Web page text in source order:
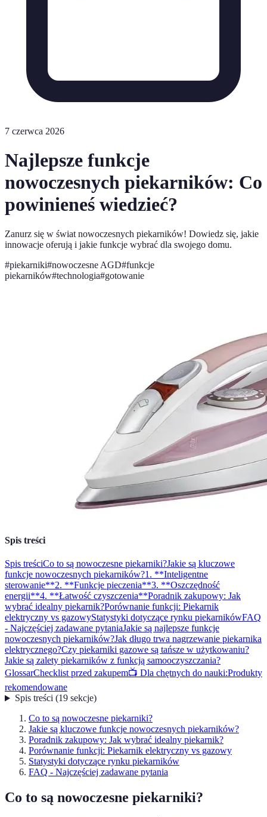
7 czerwca 2026
Najlepsze funkcje
nowoczesnych piekarników: Co
powinieneś wiedzieć?
Zanurz się w świat nowoczesnych piekarników! Dowiedz się, jakie
innowacje oferują i jakie funkcje wybrać dla swojego domu.
#piekarniki#nowoczesne AGD#funkcje
piekarników#technologia#gotowanie
Spis treści
Spis treściCo to są nowoczesne piekarniki?Jakie są kluczowe
funkcje nowoczesnych piekarników?1. **Inteligentne
sterowanie**2. **Funkcje pieczenia**3. **Oszczędność
energii**4. **Łatwość czyszczenia**Poradnik zakupowy: Jak
wybrać idealny piekarnik?Porównanie funkcji: Piekarnik
elektryczny vs gazowyStatystyki dotyczące rynku piekarnikówFAQ
- Najczęściej zadawane pytaniaJakie są najlepsze funkcje
nowoczesnych piekarników?Jak długo trwa nagrzewanie piekarnika
elektrycznego?Czy piekarniki gazowe są tańsze w użytkowaniu?
Jakie są zalety piekarników z funkcją samooczyszczania?
GlossarChecklist przed zakupem📺 Dla chętnych do nauki:Produkty
rekomendowane
Spis treści(19 sekcje)
Co to są nowoczesne piekarniki?
Jakie są kluczowe funkcje nowoczesnych piekarników?
Poradnik zakupowy: Jak wybrać idealny piekarnik?
Porównanie funkcji: Piekarnik elektryczny vs gazowy
Statystyki dotyczące rynku piekarników
FAQ - Najczęściej zadawane pytania
Co to są nowoczesne piekarniki?